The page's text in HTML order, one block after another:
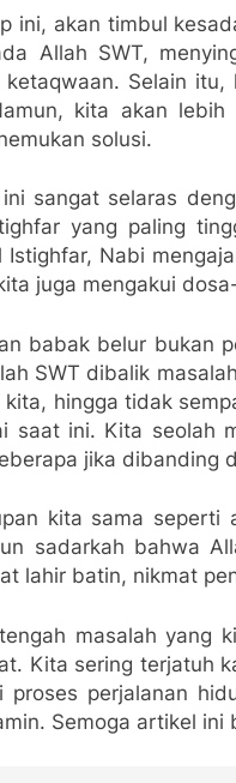
ini, akan timbul
Allah SWT,
Selain
kita akan
solusi.
sangat selaras
yang paling
Istighfar, Nabi
juga mengakui
babak belur bukan
SWT dibalik
hingga tidak
saat ini. Kita seolah
jika dibanding
kita sama
sadarkah bahwa
lahir batin, nikmat
masalah yang
Kita sering terjatuh
proses perjalanan
Semoga artikel ini